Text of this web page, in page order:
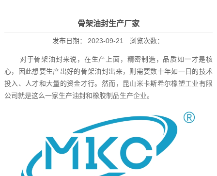
骨架油封生产厂家
发布日期： 2023-09-21 浏览次数：
对于骨架油封来说，在生产上面，精密制造，品质如一才是核
心，因此想要生产出好的骨架油封出来，则需要数十年如一日的技术
投入、人才和大量的资金才行。然而，昆山米卡斯希尔橡塑工业有限
公司就是这么一家生产油封和橡胶制品生产企业。